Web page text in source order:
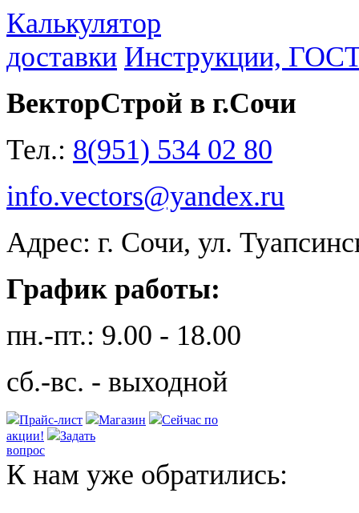
Калькулятор
доставки Инструкции,
ВекторСтрой в г.Сочи
Тел.: 8(951) 534 02 80
info.vectors@yandex.ru
Адрес: г. Сочи, ул.
График работы:
пн.-пт.: 9.00 - 18.00
сб.-вс. - выходной
Прайс-лист Магазин
Сейчас по
акции!
Задать
вопрос
К нам уже обратились: